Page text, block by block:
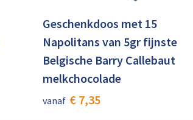
Geschenkdoos met 15
Napolitans van 5gr fijnste
Belgische Barry Callebaut
melkchocolade
vanaf € 7,35